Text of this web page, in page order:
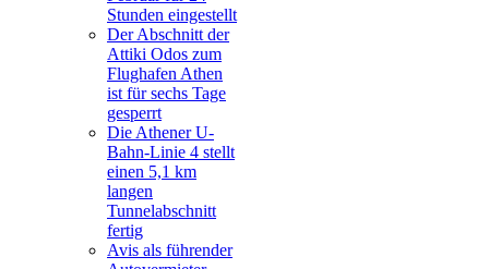
Stunden eingestellt
Der Abschnitt der
Attiki Odos zum
Flughafen Athen
ist für sechs Tage
gesperrt
Die Athener U-
Bahn-Linie 4 stellt
einen 5,1 km
langen
Tunnelabschnitt
fertig
Avis als führender